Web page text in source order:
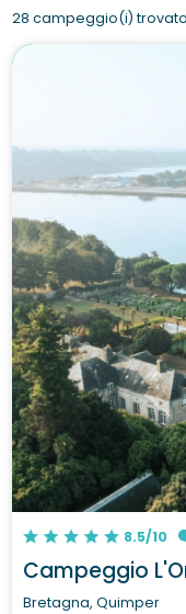
28 campeggio(i)
8.5/10
Campeggio
Bretagna, Quimper